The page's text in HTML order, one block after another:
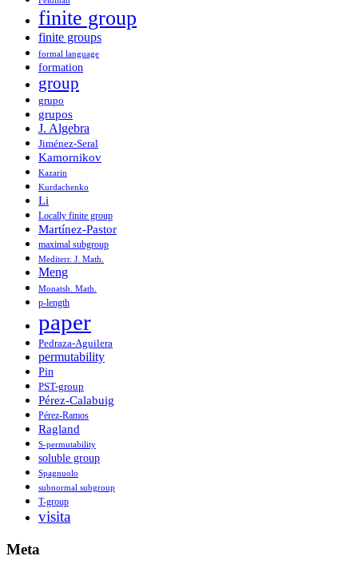
finite group
finite groups
formal language
formation
group
grupo
grupos
J. Algebra
Jiménez-Seral
Kamornikov
Kazarin
Kurdachenko
Li
Locally finite group
Martínez-Pastor
maximal subgroup
Mediterr. J. Math.
Meng
Monatsh. Math.
p-length
paper
Pedraza-Aguilera
permutability
Pin
PST-group
Pérez-Calabuig
Pérez-Ramos
Ragland
S-permutability
soluble group
Spagnuolo
subnormal subgroup
T-group
visita
Meta